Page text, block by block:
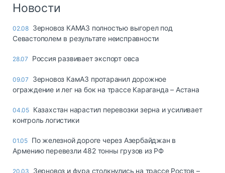
Новости
02.08 Зерновоз КАМАЗ полностью выгорел под
Севастополем в результате неисправности
28.07 Россия развивает экспорт овса
09.07
Зерновоз КамАЗ протаранил дорожное
ограждение и лег на бок на трассе Караганда – Астана
04.05 Казахстан нарастил перевозки зерна и усиливает
контроль логистики
01.05 По железной дороге через Азербайджан в
Армению перевезли 482 тонны грузов из РФ
20.03
Зерновоз и фура столкнулись на трассе Ростов –